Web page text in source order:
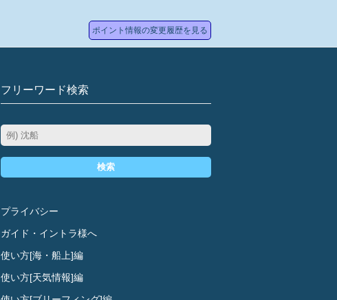
ポイント情報の変更履歴を見る
フリーワード検索
検索
プライバシー
ガイド・イントラ様へ
使い方[海・船上]編
使い方[天気情報]編